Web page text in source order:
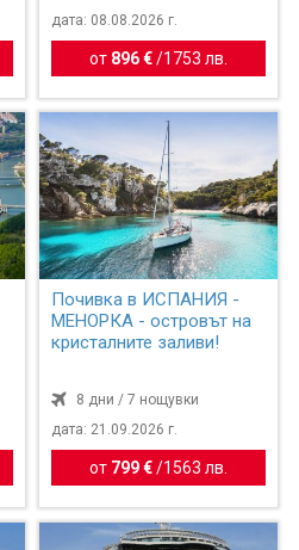
дата: 08.08.2026 г.
от 896 €/ 1753 лв.
Почивка в ИСПАНИЯ -
МЕНОРКА - островът на
кристалните заливи!
8 дни / 7 нощувки
дата: 21.09.2026 г.
от 799 €/ 1563 лв.